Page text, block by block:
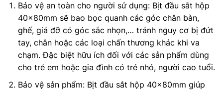
Bảo vệ an toàn cho người sử dụng: Bịt đầu sắt hộp
40x80mm sẽ bao bọc quanh các góc chân bàn,
ghế, giá đỡ có góc sắc nhọn,… tránh nguy cơ bị đứt
tay, chân hoặc các loại chấn thương khác khi va
chạm. Đặc biệt hữu ích đối với các sản phẩm dùng
cho trẻ em hoặc gia đình có trẻ nhỏ, người cao tuổi.
Bảo vệ sản phẩm: Bịt đầu sắt hộp 40x80mm giúp